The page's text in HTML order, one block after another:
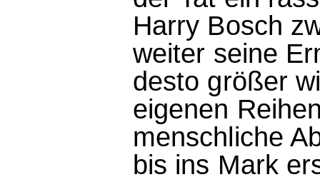
Harry Bosch
weiter seine
desto größer
eigenen
menschliche
bis ins Mark